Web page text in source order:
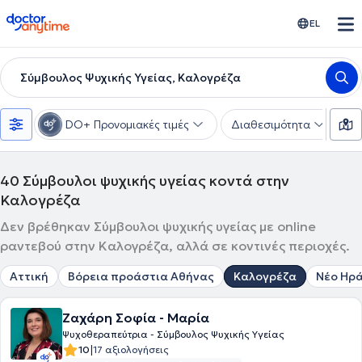
doctoranytime EL
Σύμβουλος Ψυχικής Υγείας, Καλογρέζα
DO+ Προνομιακές τιμές Διαθεσιμότητα
40 Σύμβουλοι ψυχικής υγείας κοντά στην
Καλογρέζα
Δεν βρέθηκαν Σύμβουλοι ψυχικής υγείας με online
ραντεβού στην Καλογρέζα, αλλά σε κοντινές περιοχές.
Αττική Βόρεια προάστια Αθήνας Καλογρέζα Νέο
Ζαχάρη Σοφία - Μαρία
Ψυχοθεραπεύτρια - Σύμβουλος Ψυχικής Υγείας
10|17 αξιολογήσεις